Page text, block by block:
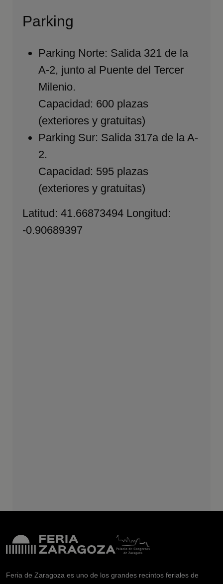
Parking
Parking Norte: Salida 321 de la
A-2, junto al Puente del Tercer
Milenio.
Capacidad: 600 plazas
(exteriores y gratuitas)
Parking Sur: Salida 317a de la A-
2.
Capacidad: 595 plazas
(exteriores y gratuitas)
Latitud: 41.66873494 Longitud:
-0.90689397
Feria de Zaragoza es uno de los grandes recintos feriales de